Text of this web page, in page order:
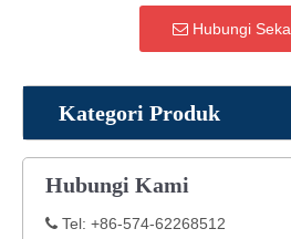
Hubungi
Kategori Produk
Hubungi Kami
 Tel: +86-574-62268512